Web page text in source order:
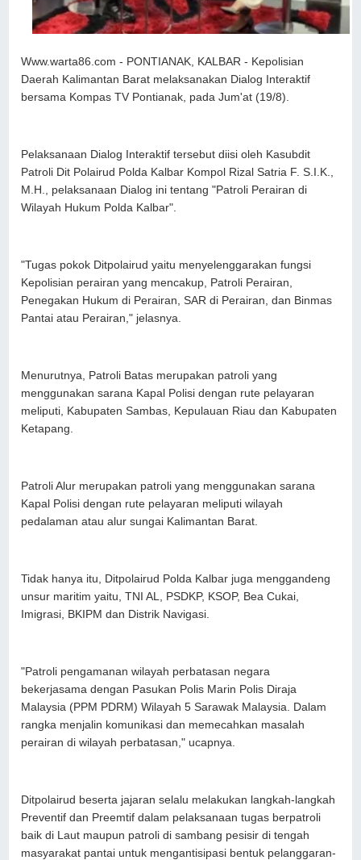
Www.warta86.com - PONTIANAK, KALBAR - Kepolisian
Daerah Kalimantan Barat melaksanakan Dialog Interaktif
bersama Kompas TV Pontianak, pada Jum'at (19/8).
Pelaksanaan Dialog Interaktif tersebut diisi oleh Kasubdit
Patroli Dit Polairud Polda Kalbar Kompol Rizal Satria F. S.I.K.,
M.H., pelaksanaan Dialog ini tentang "Patroli Perairan di
Wilayah Hukum Polda Kalbar".
"Tugas pokok Ditpolairud yaitu menyelenggarakan fungsi
Kepolisian perairan yang mencakup, Patroli Perairan,
Penegakan Hukum di Perairan, SAR di Perairan, dan Binmas
Pantai atau Perairan," jelasnya.
Menurutnya, Patroli Batas merupakan patroli yang
menggunakan sarana Kapal Polisi dengan rute pelayaran
meliputi, Kabupaten Sambas, Kepulauan Riau dan Kabupaten
Ketapang.
Patroli Alur merupakan patroli yang menggunakan sarana
Kapal Polisi dengan rute pelayaran meliputi wilayah
pedalaman atau alur sungai Kalimantan Barat.
Tidak hanya itu, Ditpolairud Polda Kalbar juga menggandeng
unsur maritim yaitu, TNI AL, PSDKP, KSOP, Bea Cukai,
Imigrasi, BKIPM dan Distrik Navigasi.
"Patroli pengamanan wilayah perbatasan negara
bekerjasama dengan Pasukan Polis Marin Polis Diraja
Malaysia (PPM PDRM) Wilayah 5 Sarawak Malaysia. Dalam
rangka menjalin komunikasi dan memecahkan masalah
perairan di wilayah perbatasan," ucapnya.
Ditpolairud beserta jajaran selalu melakukan langkah-langkah
Preventif dan Preemtif dalam pelaksanaan tugas berpatroli
baik di Laut maupun patroli di sambang pesisir di tengah
masyarakat pantai untuk mengantisipasi bentuk pelanggaran-